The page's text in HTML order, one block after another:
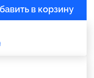
в корзину